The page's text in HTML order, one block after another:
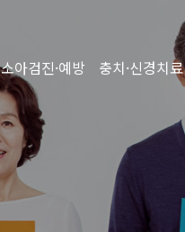
소아검진·예방 충치·신경치료